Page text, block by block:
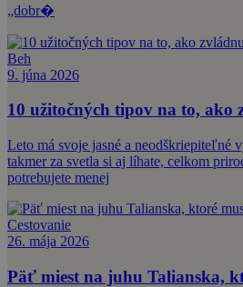
„dobr�
Beh
9. júna 2026
10 užitočných tipov na to, ako
Leto má svoje jasné a neodškriepiteľné
takmer za svetla si aj líhate, celkom
potrebujete menej
Cestovanie
26. mája 2026
Päť miest na juhu Talianska,